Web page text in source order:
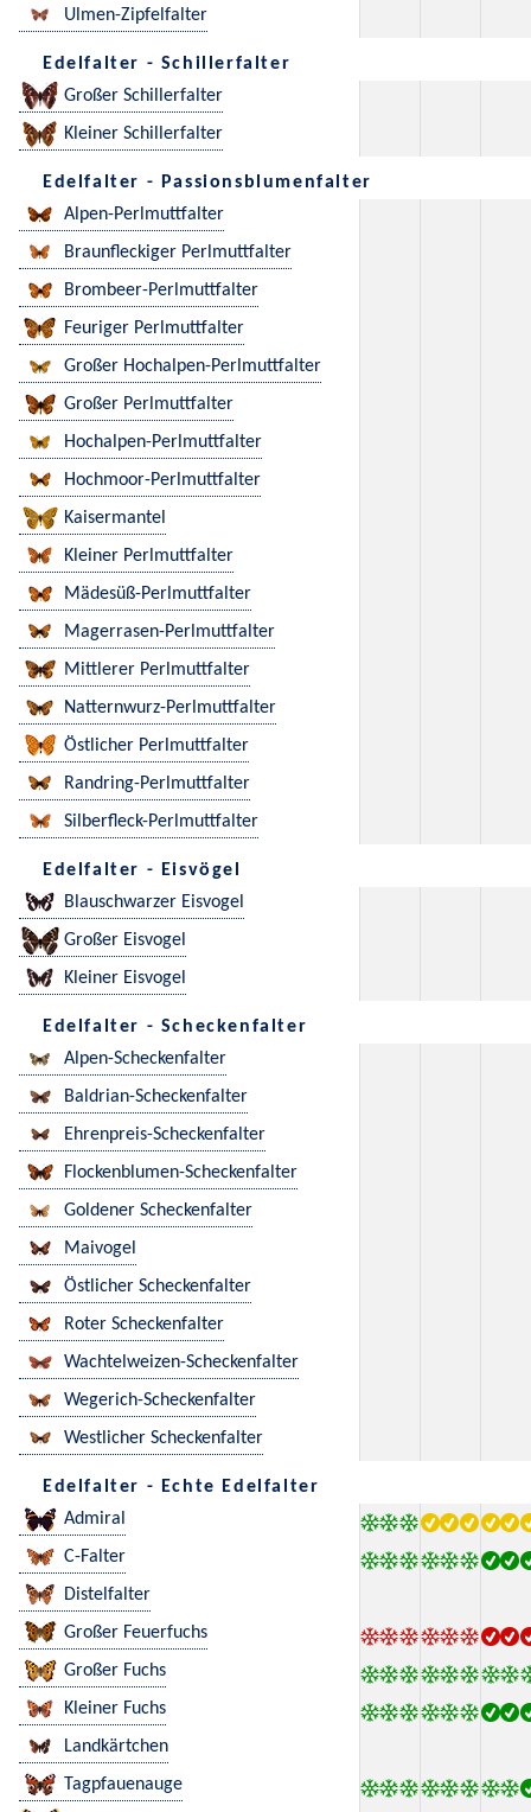
Ulmen-Zipfelfalter
Edelfalter - Schillerfalter
Großer Schillerfalter
Kleiner Schillerfalter
Edelfalter - Passionsblumenfalter
Alpen-Perlmuttfalter
Braunfleckiger Perlmuttfalter
Brombeer-Perlmuttfalter
Feuriger Perlmuttfalter
Großer Hochalpen-Perlmuttfalter
Großer Perlmuttfalter
Hochalpen-Perlmuttfalter
Hochmoor-Perlmuttfalter
Kaisermantel
Kleiner Perlmuttfalter
Mädesüß-Perlmuttfalter
Magerrasen-Perlmuttfalter
Mittlerer Perlmuttfalter
Natternwurz-Perlmuttfalter
Östlicher Perlmuttfalter
Randring-Perlmuttfalter
Silberfleck-Perlmuttfalter
Edelfalter - Eisvögel
Blauschwarzer Eisvogel
Großer Eisvogel
Kleiner Eisvogel
Edelfalter - Scheckenfalter
Alpen-Scheckenfalter
Baldrian-Scheckenfalter
Ehrenpreis-Scheckenfalter
Flockenblumen-Scheckenfalter
Goldener Scheckenfalter
Maivogel
Östlicher Scheckenfalter
Roter Scheckenfalter
Wachtelweizen-Scheckenfalter
Wegerich-Scheckenfalter
Westlicher Scheckenfalter
Edelfalter - Echte Edelfalter
Admiral
C-Falter
Distelfalter
Großer Feuerfuchs
Großer Fuchs
Kleiner Fuchs
Landkärtchen
Tagpfauenauge